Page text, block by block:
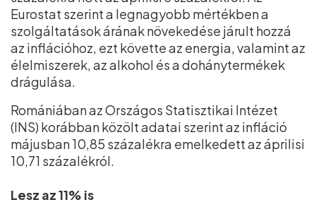
Eurostat szerint a legnagyobb mértékben a
szolgáltatások árának növekedése járult hozzá
az inflációhoz, ezt követte az energia, valamint az
élelmiszerek, az alkohol és a dohánytermékek
drágulása.
Romániában az Országos Statisztikai Intézet
(INS) korábban közölt adatai szerint az infláció
májusban 10,85 százalékra emelkedett az áprilisi
10,71 százalékról.
Lesz az 11% is